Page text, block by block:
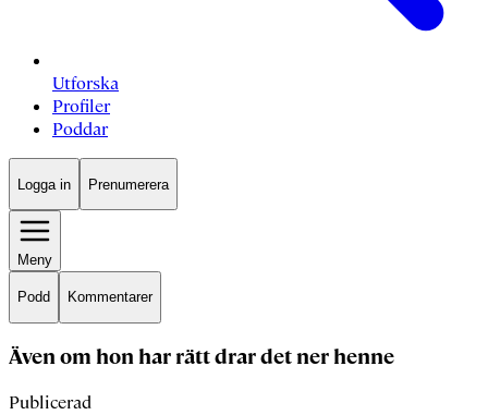
Utforska
Profiler
Poddar
Logga in Prenumerera
Meny
Podd Kommentarer
Även om hon har rätt drar det ner henne
Publicerad